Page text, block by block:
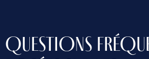
QUESTIONS